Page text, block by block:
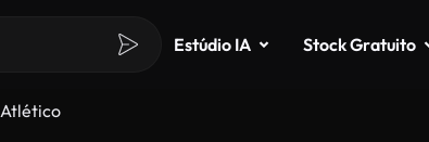
Estúdio IA Stock Gratuito